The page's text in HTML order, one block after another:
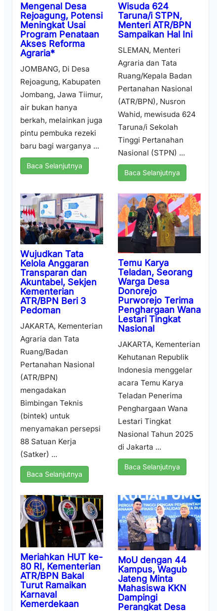
Mengenal Desa
Rejoagung, Potensi
Meningkat Usai
Program Penataan
Akses Reforma
Agraria*
JOMBANG, Di Desa
Rejoagung, Kabupaten
Jombang, Jawa Tiimur,
air bukan hanya
berkah, melainkan juga
pintu pembuka rezeki
baru bagi warganya ...
Baca Selanjutnya
Wisuda 624
Taruna/i STPN,
Menteri ATR/BPN
Sampaikan Hal Ini
SLEMAN, Menteri
Agraria dan Tata
Ruang/Kepala Badan
Pertanahan Nasional
(ATR/BPN), Nusron
Wahid, mewisuda 624
Taruna/i Sekolah
Tinggi Pertanahan
Nasional (STPN) ...
Baca Selanjutnya
Wujudkan Tata
Kelola Anggaran
Transparan dan
Akuntabel, Sekjen
Kementerian
ATR/BPN Beri 3
Pedoman
JAKARTA, Kementerian
Agraria dan Tata
Ruang/Badan
Pertanahan Nasional
(ATR/BPN)
mengadakan
Bimbingan Teknis
(bintek) untuk
menyamakan persepsi
88 Satuan Kerja
(Satker) ...
Baca Selanjutnya
Temu Karya
Teladan, Seorang
Warga Desa
Donorejo
Purworejo Terima
Penghargaan Wana
Lestari Tingkat
Nasional
JAKARTA, Kementerian
Kehutanan Republik
Indonesia menggelar
acara Temu Karya
Teladan Penerima
Penghargaan Wana
Lestari Tingkat
Nasional Tahun 2025
di Jakarta ...
Baca Selanjutnya
Meriahkan HUT ke-
80 RI, Kementerian
ATR/BPN Bakal
Turut Ramaikan
Karnaval
Kemerdekaan
MoU dengan 44
Kampus, Wagub
Jateng Minta
Mahasiswa KKN
Dampingi
Perangkat Desa